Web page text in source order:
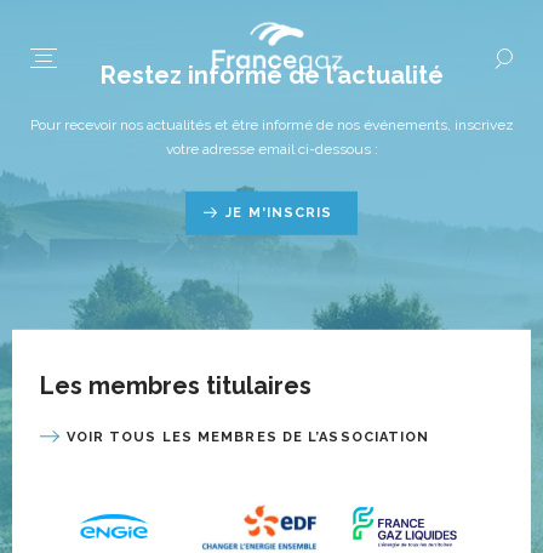
Restez informé de l’actualité
Pour recevoir nos actualités et être informé de nos événements, inscrivez
votre adresse email ci-dessous :
JE M'INSCRIS
Les membres titulaires
VOIR TOUS LES MEMBRES DE L’ASSOCIATION